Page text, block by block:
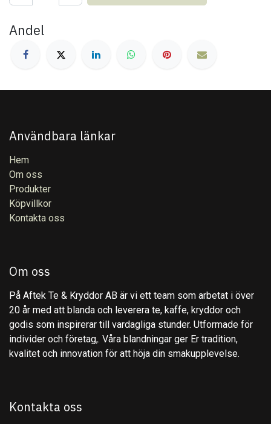
Andel
Användbara länkar
Hem
Om oss
Produkter
Köpvillkor
Kontakta oss
Om oss
På Aftek Te & Kryddor AB är vi ett team som arbetat i över
20 år med att blanda och leverera te, kaffe, kryddor och
godis som inspirerar till vardagliga stunder. Utformade för
individer och företag,. Våra blandningar ger Er tradition,
kvalitet och innovation för att höja din smakupplevelse.
Kontakta oss